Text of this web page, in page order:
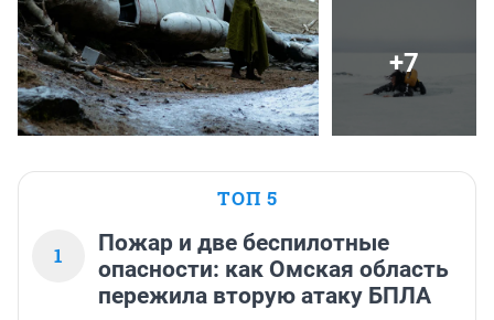
+7
ТОП 5
1
Пожар и две беспилотные
опасности: как Омская область
пережила вторую атаку БПЛА